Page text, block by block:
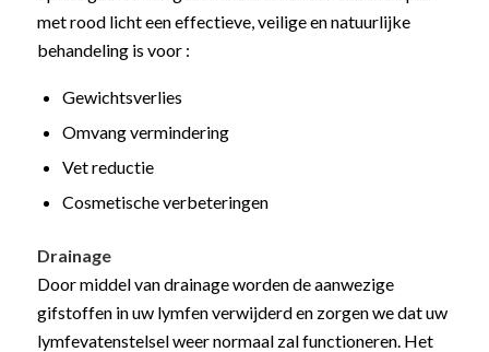
met rood licht een effectieve, veilige en natuurlijke
behandeling is voor :
Gewichtsverlies
Omvang vermindering
Vet reductie
Cosmetische verbeteringen
Drainage
Door middel van drainage worden de aanwezige
gifstoffen in uw lymfen verwijderd en zorgen we dat uw
lymfevatenstelsel weer normaal zal functioneren. Het